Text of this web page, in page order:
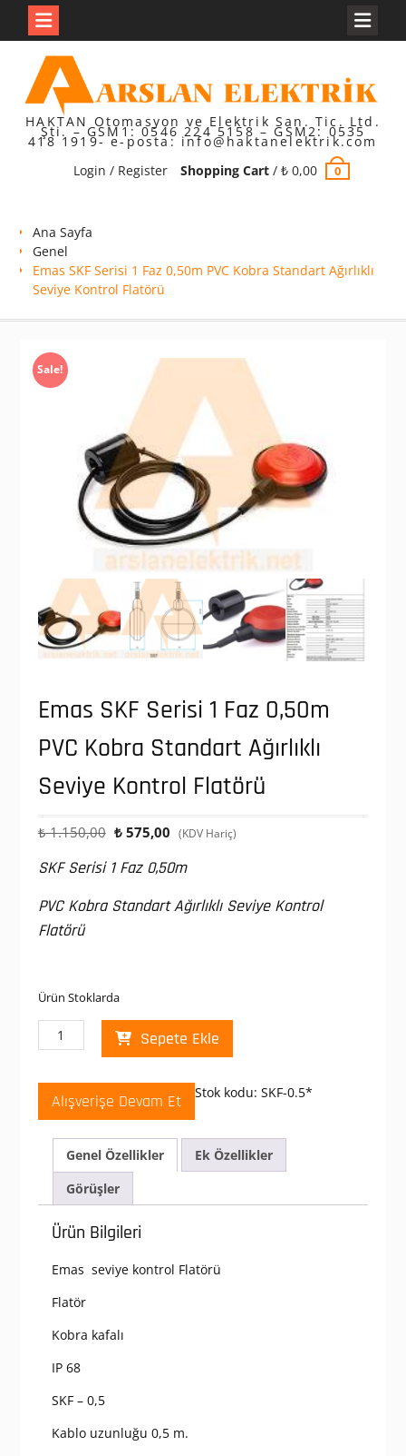
content
HAKTAN Otomasyon ve Elektrik San. Tic. Ltd.
Şti. – GSM1: 0546 224 5158 – GSM2: 0535
418 1919- e-posta: info@haktanelektrik.com
Login / Register
Shopping Cart/ ₺0,00 0
Ana Sayfa
Genel
Emas SKF Serisi 1 Faz 0,50m PVC Kobra Standart Ağırlıklı
Seviye Kontrol Flatörü
Sale!
Emas SKF Serisi 1 Faz 0,50m
PVC Kobra Standart Ağırlıklı
Seviye Kontrol Flatörü
₺1.150,00 Orijinal
₺ 1.150,00.
₺575,00 Şu
fiyat:
(KDV Hariç)
SKF Serisi 1 Faz 0,50m
PVC Kobra Standart Ağırlıklı Seviye Kontrol
Flatörü
Ürün Stoklarda
Emas
SKF
1
Faz
0,50m
PVC
Kobra
Standart
Ağırlıklı
Seviye
Kontrol
adet
Sepete Ekle
Alışverişe Devam Et Stok kodu: SKF-0.5*
Genel Özellikler
Ek Özellikler
Görüşler
Ürün Bilgileri
Emas seviye kontrol Flatörü
Flatör
Kobra kafalı
IP 68
SKF – 0,5
Kablo uzunluğu 0,5 m.